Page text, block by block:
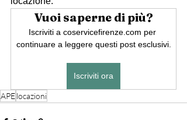
Vuoi saperne di più?
Iscriviti a coservicefirenze.com per
continuare a leggere questi post esclusivi.
Iscriviti ora
APElocazioni